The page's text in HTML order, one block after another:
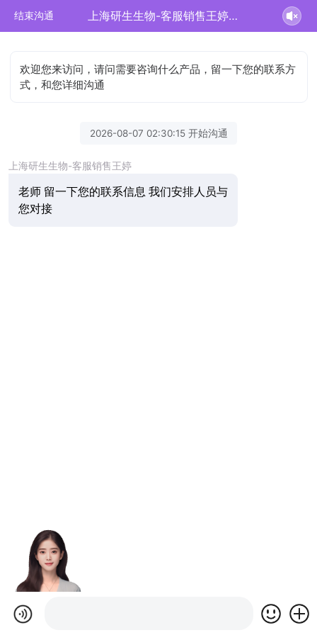
结束沟通 上海研生生物-客服销售王婷正在为您服务
欢迎您来访问，请问需要咨询什么产品，留一下您的联系方
式，和您详细沟通
2026-08-07 02:30:15 开始沟通
上海研生生物-客服销售王婷
老师 留一下您的联系信息 我们安排人员与
您对接